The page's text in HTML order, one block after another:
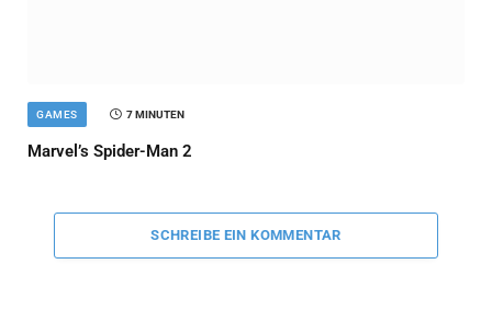
GAMES 7 MINUTEN
Marvel’s Spider-Man 2
SCHREIBE EIN KOMMENTAR